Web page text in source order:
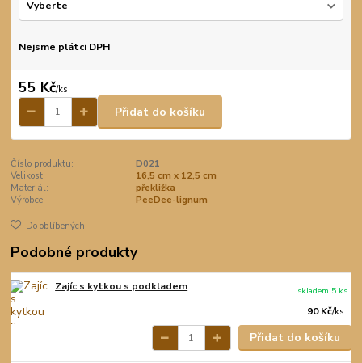
Nejsme plátci DPH
55 Kč/ks
Přidat do košíku
Číslo produktu:
D021
Velikost:
16,5 cm x 12,5 cm
Materiál:
překližka
Výrobce:
PeeDee-lignum
Do oblíbených
Podobné produkty
Zajíc s kytkou s podkladem
90 Kč/ks
skladem 5 ks
Přidat do košíku